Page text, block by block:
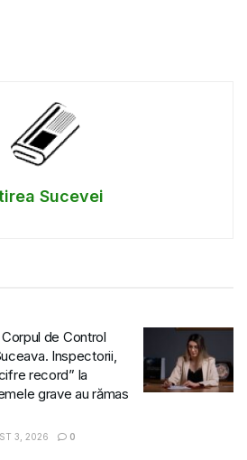
Sucevei
de Control
Inspectorii,
record” la
grave au rămas
3, 2026 0